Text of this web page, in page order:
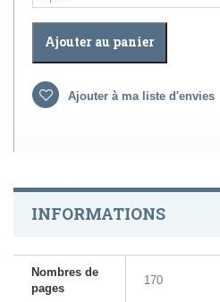
Ajouter au panier
Ajouter à ma liste d'envies
INFORMATIONS
Nombres de
pages
170